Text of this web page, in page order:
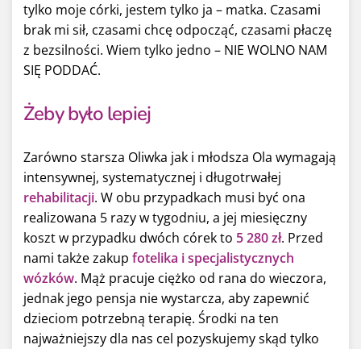
tylko moje córki, jestem tylko ja – matka. Czasami
brak mi sił, czasami chcę odpocząć, czasami płaczę
z bezsilności. Wiem tylko jedno – NIE WOLNO NAM
SIĘ PODDAĆ.
Żeby było lepiej
Zarówno starsza Oliwka jak i młodsza Ola wymagają
intensywnej, systematycznej i długotrwałej
rehabilitacji. W obu przypadkach musi być ona
realizowana 5 razy w tygodniu, a jej miesięczny
koszt w przypadku dwóch córek to 5 280 zł. Przed
nami także zakup fotelika i specjalistycznych
wózków. Mąż pracuje ciężko od rana do wieczora,
jednak jego pensja nie wystarcza, aby zapewnić
dzieciom potrzebną terapię. Środki na ten
najważniejszy dla nas cel pozyskujemy skąd tylko